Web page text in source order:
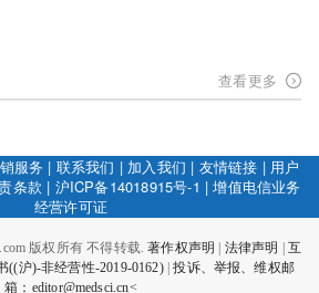
查看更多
服务 | 联系我们 | 加入我们 | 友情链接 | 用户
条款 | 沪ICP备14018915号-1 |增值电信业务
经营许可证
版权所有 不得转载.著作权声明 法律声明
互
((沪)-非经营性-2019-0162)|投诉、举报、维权邮
箱：editor@medsci.cn<